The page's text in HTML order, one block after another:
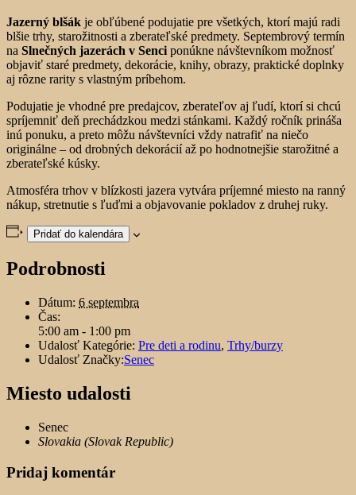
Jazerný blšák je obľúbené podujatie pre všetkých, ktorí majú radi
blšie trhy, starožitnosti a zberateľské predmety. Septembrový termín
na Slnečných jazerách v Senciponúkne návštevníkom možnosť
objaviť staré predmety, dekorácie, knihy, obrazy, praktické doplnky
aj rôzne rarity s vlastným príbehom.
Podujatie je vhodné pre predajcov, zberateľov aj ľudí, ktorí si chcú
spríjemniť deň prechádzkou medzi stánkami. Každý ročník prináša
inú ponuku, a preto môžu návštevníci vždy natrafiť na niečo
originálne – od drobných dekorácií až po hodnotnejšie starožitné a
zberateľské kúsky.
Atmosféra trhov v blízkosti jazera vytvára príjemné miesto na ranný
nákup, stretnutie s ľuďmi a objavovanie pokladov z druhej ruky.
Pridať do kalendára
Podrobnosti
Dátum: 6 septembra
Čas:
5:00 am - 1:00 pm
Udalosť Kategórie: Pre deti a rodinu, Trhy/burzy
Udalosť Značky:Senec
Miesto udalosti
Senec
Slovakia (Slovak Republic)
Pridaj komentár